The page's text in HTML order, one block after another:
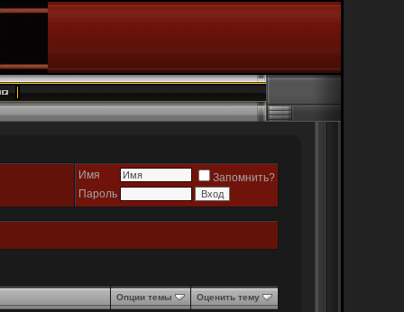
Имя
Запомнить?
Пароль
Опции темы Оценить тему